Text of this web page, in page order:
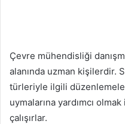
Çevre mühendisliği
alanında uzman kişilerdir.
türleriyle ilgili
uymalarına yardımcı
çalışırlar.